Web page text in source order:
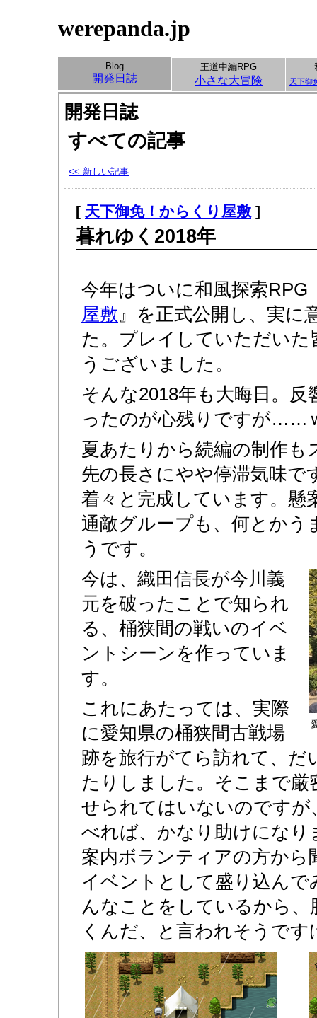
werepanda.jp
Blog
開発日誌
王道中編RPG
小さな大冒険 天下御
開発日誌
すべての記事
<< 新しい記事
[ 天下御免！からくり屋敷 ]
暮れゆく2018年
今年はついに和風探索RPG
屋敷 』を正式公開し、実に
た。プレイしていただいた
うございました。
そんな2018年も大晦日。
ったのが心残りですが……
夏あたりから続編の制作も
先の長さにやや停滞気味で
着々と完成しています。懸
通敵グループも、何とかう
うです。
今は、織田信長が今川義
元を破ったことで知られ
る、桶狭間の戦いのイベ
ントシーンを作っていま
す。
これにあたっては、実際
に愛知県の桶狭間古戦場
跡を旅行がてら訪れて、だ
たりしました。そこまで
せられてはいないのです
べれば、かなり助けになり
案内ボランティアの方から
イベントとして盛り込ん
んなことをしているから
くんだ、と言われそうで